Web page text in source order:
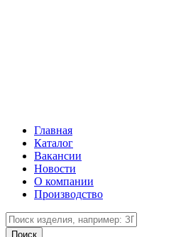
Главная
Каталог
Вакансии
Новости
О компании
Производство